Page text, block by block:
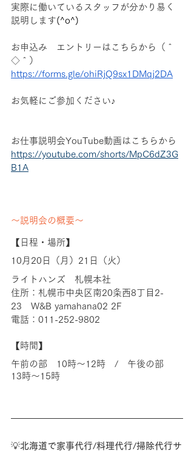
実際に働いているスタッフが分かり易く
説明します(^o^)
お申込み　エントリーはこちらから（＾
◇＾）
https://forms.gle/ohiRjQ9sx1DMqj2DA
お気軽にご参加ください♪
お仕事説明会YouTube動画はこちらから
https://youtube.com/shorts/MpC6dZ3G
B1A
～説明会の概要～
【日程・場所】
10月20日（月）21日（火）
ライトハンズ　札幌本社
住所：札幌市中央区南20条西8丁目2-
23　W&B yamahana02 2F
電話：011-252-9802
【時間】
午前の部　10時～12時　/　午後の部
13時～15時
💡北海道で家事代行/料理代行/掃除代行サ